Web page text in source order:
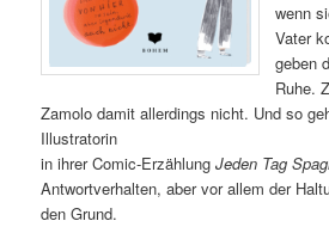
wenn
Vater
geben
Ruhe.
Zamolo damit allerdings nicht. Und so
Illustratorin
in ihrer Comic-ErzählungJeden Tag
Antwortverhalten, aber vor allem der
den Grund.